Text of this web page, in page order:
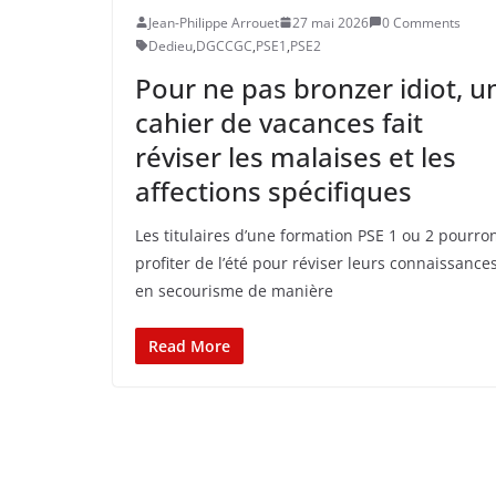
Jean-Philippe Arrouet 27 mai 2026
0 Comments
Dedieu,DGCCGC,PSE1,PSE2
Pour ne pas bronzer idiot,
cahier de vacances fait
réviser les malaises et les
affections spécifiques
Les titulaires d’une formation PSE 1 ou 2
profiter de l’été pour réviser leurs connaissances
en secourisme de manière
Read More